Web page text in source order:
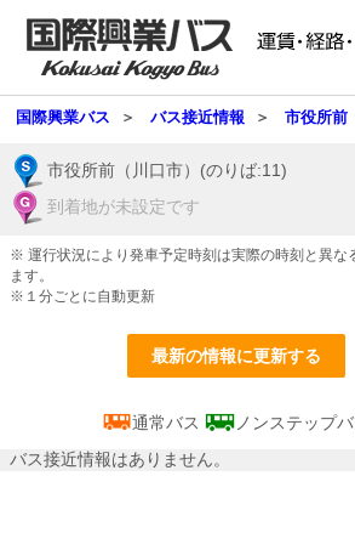
国際興業バス ＞ バス接近情報 ＞ 市役所前
市役所前（川口市）(のりば:11)
到着地が未設定です
※ 運行状況により発車予定時刻は実際の時刻と異な
ます。
※１分ごとに自動更新
最新の情報に更新する
通常バス
ノンステップ
バス接近情報はありません。